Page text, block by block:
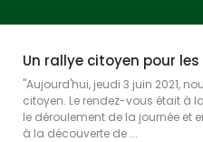
Un rallye citoyen pour les
"Aujourd'hui, jeudi 3 juin 2021,
citoyen. Le rendez-vous était à
le déroulement de la journée et
à la découverte de ...